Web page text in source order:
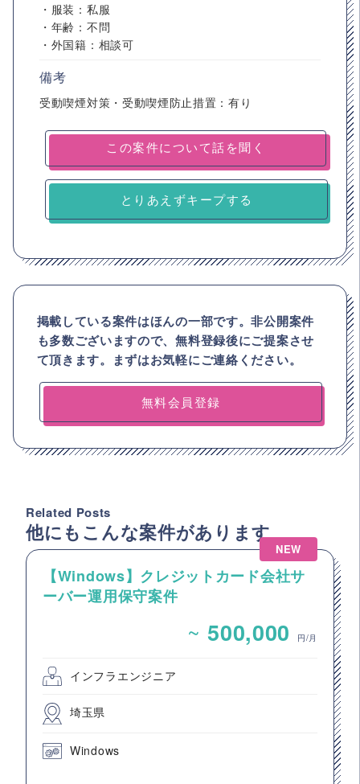
・服装：私服
・年齢：不問
・外国籍：相談可
備考
受動喫煙対策・受動喫煙防止措置：有り
とりあえずキープする
掲載している案件はほんの一部です。非公開案件
も多数ございますので、無料登録後にご提案させ
て頂きます。まずはお気軽にご連絡ください。
無料会員登録
Related Posts
他にもこんな案件があります
NEW
【Windows】クレジットカード会社サ
ーバー運用保守案件
~ 500,000 円/月
インフラエンジニア
埼玉県
Windows